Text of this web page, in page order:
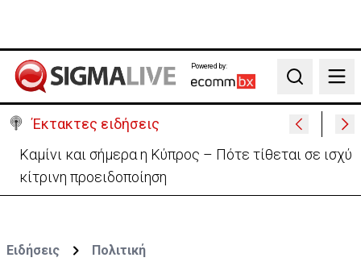
Powered by:
Search
Έκτακτες ειδήσεις
Καμίνι και σήμερα η Κύπρος – Πότε τίθεται σε ισχύ
κίτρινη προειδοποίηση
Ειδήσεις Πολιτική